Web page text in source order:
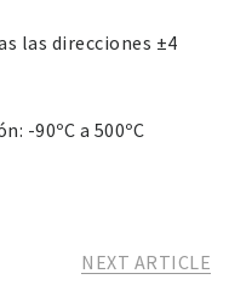
las direcciones ±4
-90ºC a 500ºC
NEXT ARTICLE